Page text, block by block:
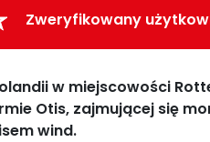
Zweryfikowany
w miejscowości
Otis, zajmującej się
wind.